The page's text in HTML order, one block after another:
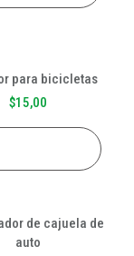
para bicicletas
$15,00
de cajuela de
auto